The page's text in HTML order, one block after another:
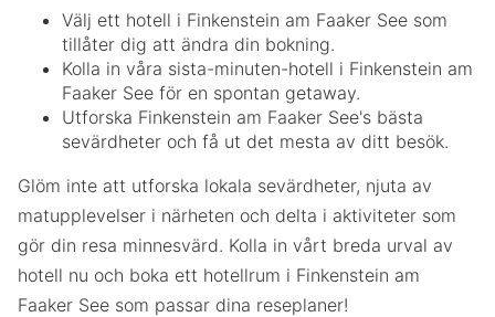
Välj ett hotell i Finkenstein am Faaker See som
tillåter dig att ändra din bokning.
Kolla in våra sista-minuten-hotell i Finkenstein am
Faaker See för en spontan getaway.
Utforska Finkenstein am Faaker See's bästa
sevärdheter och få ut det mesta av ditt besök.
Glöm inte att utforska lokala sevärdheter, njuta av
matupplevelser i närheten och delta i aktiviteter som
gör din resa minnesvärd. Kolla in vårt breda urval av
hotell nu och boka ett hotellrum i Finkenstein am
Faaker See som passar dina reseplaner!